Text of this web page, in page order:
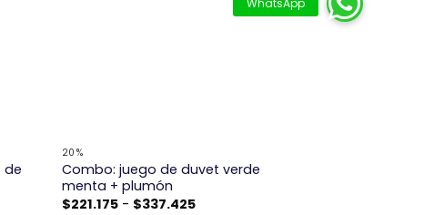
de
20%
Combo: juego de duvet verde
menta + plumón
$221.175 - $337.425Rango